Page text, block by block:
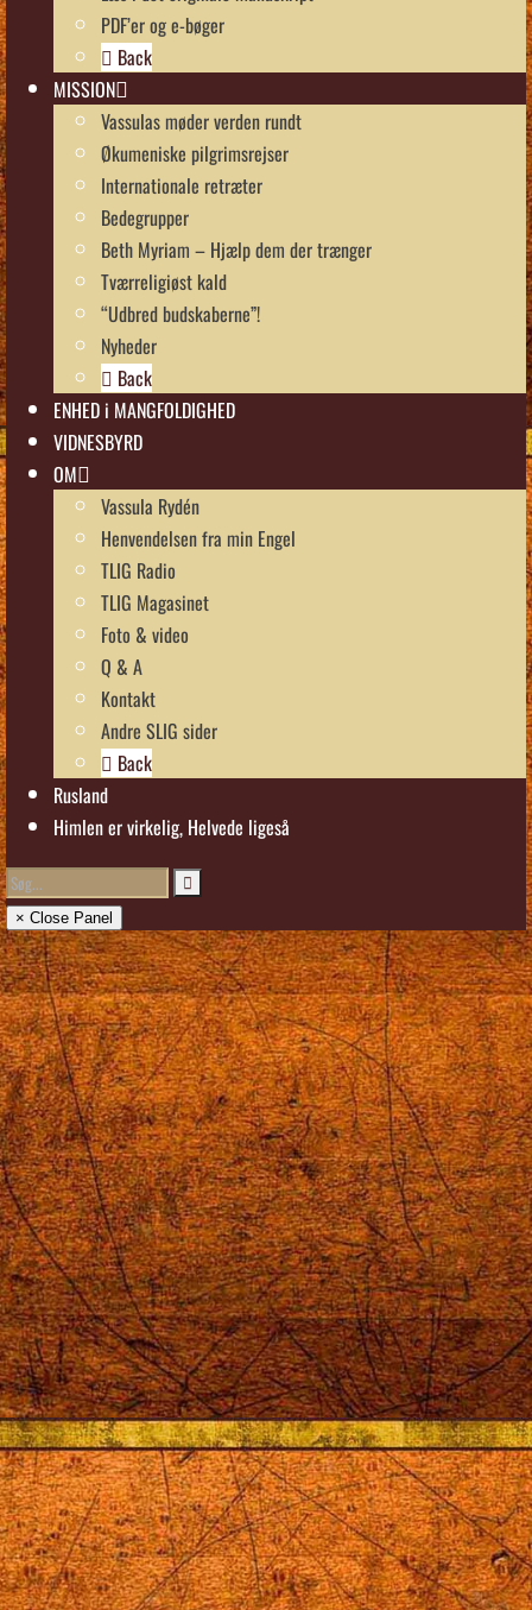
PDF’er og e-bøger
Back
MISSION
Vassulas møder verden rundt
Økumeniske pilgrimsrejser
Internationale retræter
Bedegrupper
Beth Myriam – Hjælp dem der trænger
Tværreligiøst kald
“Udbred budskaberne”!
Nyheder
Back
ENHED i MANGFOLDIGHED
VIDNESBYRD
OM
Vassula Rydén
Henvendelsen fra min Engel
TLIG Radio
TLIG Magasinet
Foto & video
Q & A
Kontakt
Andre SLIG sider
Back
Rusland
Himlen er virkelig, Helvede ligeså
× Close Panel